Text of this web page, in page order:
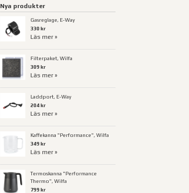
Nya produkter
Gasreglage, E-Way
330 kr
Läs mer »
Filterpaket, Wilfa
309 kr
Läs mer »
Laddport, E-Way
204 kr
Läs mer »
Kaffekanna "Performance", Wilfa
349 kr
Läs mer »
Termoskanna "Performance
Thermo", Wilfa
799 kr